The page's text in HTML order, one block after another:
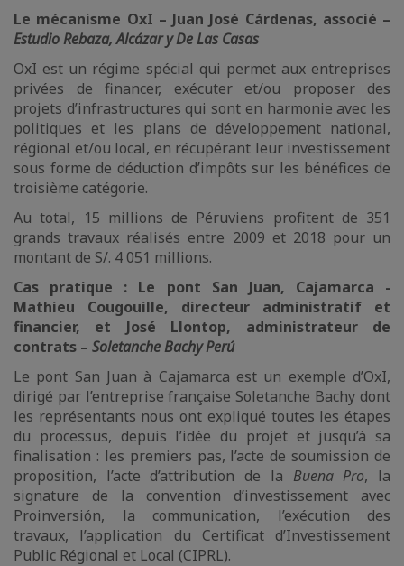
Le mécanisme OxI – Juan José Cárdenas, associé –
Estudio Rebaza, Alcázar y De Las Casas
OxI est un régime spécial qui permet aux entreprises
privées de financer, exécuter et/ou proposer des
projets d’infrastructures qui sont en harmonie avec les
politiques et les plans de développement national,
régional et/ou local, en récupérant leur investissement
sous forme de déduction d’impôts sur les bénéfices de
troisième catégorie.
Au total, 15 millions de Péruviens profitent de 351
grands travaux réalisés entre 2009 et 2018 pour un
montant de S/. 4 051 millions.
Cas pratique : Le pont San Juan, Cajamarca -
Mathieu Cougouille, directeur administratif et
financier, et José Llontop, administrateur de
contrats – Soletanche Bachy Perú
Le pont San Juan à Cajamarca est un exemple d’OxI,
dirigé par l’entreprise française Soletanche Bachy dont
les représentants nous ont expliqué toutes les étapes
du processus, depuis l’idée du projet et jusqu’à sa
finalisation : les premiers pas, l’acte de soumission de
proposition, l’acte d’attribution de la Buena Pro, la
signature de la convention d’investissement avec
Proinversión, la communication, l’exécution des
travaux, l’application du Certificat d’Investissement
Public Régional et Local (CIPRL).